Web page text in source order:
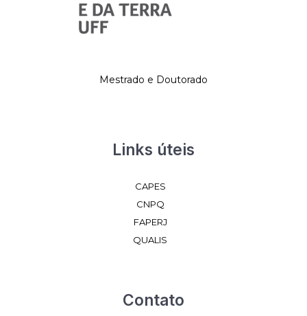
Mestrado e Doutorado
Links úteis
CAPES
CNPQ
FAPERJ
QUALIS
Contato